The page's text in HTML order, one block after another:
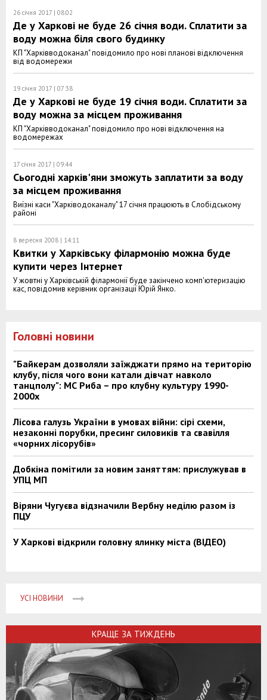
26 січня 2017 | 08:02
Де у Харкові не буде 26 січня води. Сплатити за
воду можна біля свого будинку
КП "Харківводоканал" повідомило про нові планові відключення
від водомережи
19 січня 2017 | 07:38
Де у Харкові не буде 19 січня води. Сплатити за
воду можна за місцем проживання
КП "Харківводоканал" повідомило про нові відключення на
водомережах
17 січня 2017 | 09:44
Сьогодні харків'яни зможуть заплатити за воду
за місцем проживання
Виїзні каси "Харківодоканалу" 17 січня працюють в Слобідському
районі
8 вересня 2008 | 14:11
Квитки у Харківську філармонію можна буде
купити через Інтернет
У жовтні у Харківській філармонії буде закінчено комп'ютеризацію
кас, повідомив керівник організації Юрій Янко.
Головні новини
"Байкерам дозволяли заїжджати прямо на територію
клубу, після чого вони катали дівчат навколо
танцполу": МС Риба – про клубну культуру 1990-
2000х
Лісова галузь України в умовах війни: сірі схеми,
незаконні порубки, пресинг силовиків та свавілля
«чорних лісорубів»
Добкіна помітили за новим заняттям: прислужував в
УПЦ МП
Віряни Чугуєва відзначили Вербну неділю разом із
ПЦУ
У Харкові відкрили головну ялинку міста (ВІДЕО)
УСІ НОВИНИ
КРАЩЕ ЗА ТИЖДЕНЬ